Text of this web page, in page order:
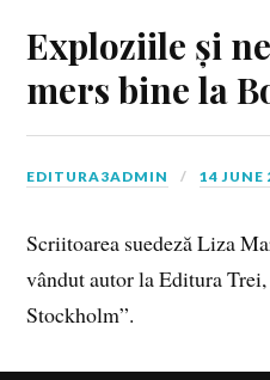
Exploziile și
mers bine la
EDITURA3ADMIN 14 JUNE
Scriitoarea suedeză Liza
vândut autor la Editura
Stockholm”.